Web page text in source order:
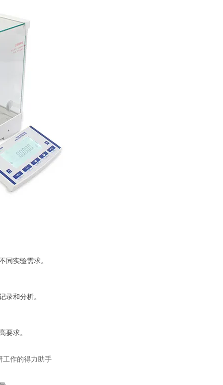
实验需求。
录和分析。
要求。